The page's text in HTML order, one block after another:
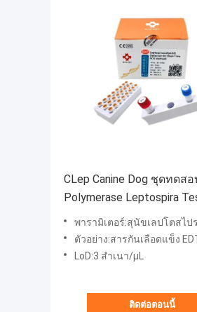
CLep Canine Dog ชุดทดสอ
Polymerase Leptospira
Fluorescence PCR
พารามิเตอร์:สุนัขเลปโตสไป
ตัวอย่าง:สารกันเลือดแข็ง EDTA ในเลือ
LoD:3 สำเนา/μL
ติดต่อตอนนี้